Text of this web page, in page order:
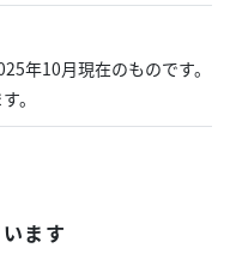
年10月現在のものです。
。
ます